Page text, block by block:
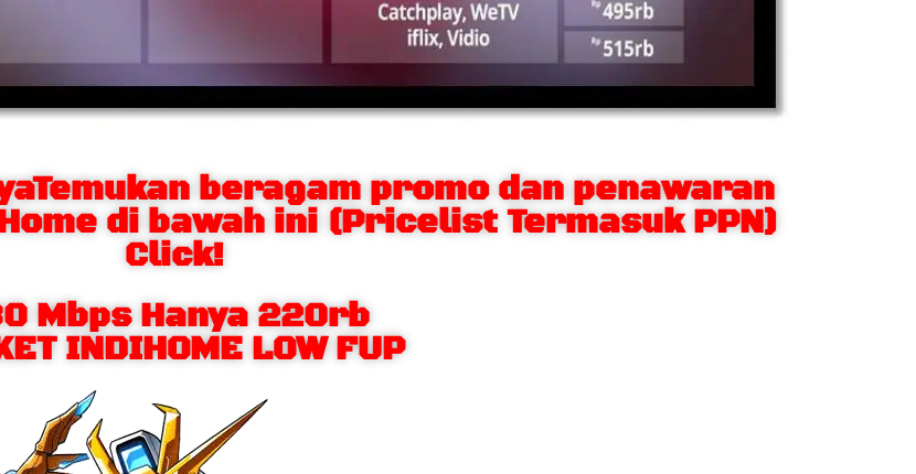
beragam promo dan penawaran
di bawah ini (Pricelist Termasuk PPN)
Click!
Mbps Hanya 220rb
INDIHOME LOW FUP